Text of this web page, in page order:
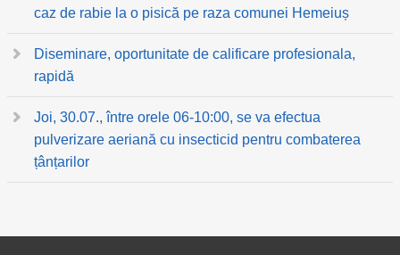
caz de rabie la o pisică pe raza comunei Hemeiuș
Diseminare, oportunitate de calificare profesionala,
rapidă
Joi, 30.07., între orele 06-10:00, se va efectua
pulverizare aeriană cu insecticid pentru combaterea
țânțarilor